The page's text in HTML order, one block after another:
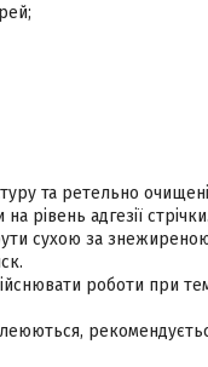
та ретельно
рівень адгезії стрічки.
сухою за
роботи при